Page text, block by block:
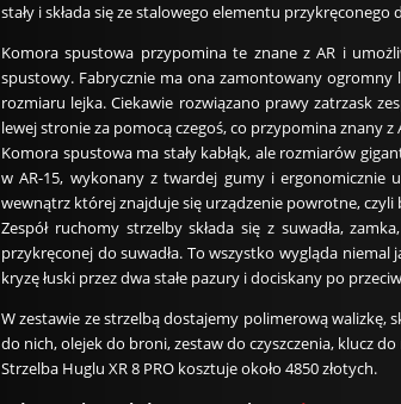
stały i składa się ze stalowego elementu
Komora spustowa przypomina te znane z AR i
spustowy. Fabrycznie ma ona zamontowany
rozmiaru lejka. Ciekawie rozwiązano prawy zatrzask
lewej stronie za pomocą czegoś, co przypomina znany z
Komora spustowa ma stały kabłąk, ale rozmiarów
w AR-15, wykonany z twardej gumy i ergonomicznie
wewnątrz której znajduje się urządzenie powrotne, czyli
Zespół ruchomy strzelby składa się z suwadła,
przykręconej do suwadła. To wszystko wygląda niemal
kryzę łuski przez dwa stałe pazury i dociskany po
W zestawie ze strzelbą dostajemy polimerową walizkę,
do nich, olejek do broni, zestaw do czyszczenia, klucz
Strzelba Huglu XR 8 PRO kosztuje około 4850 złotych.